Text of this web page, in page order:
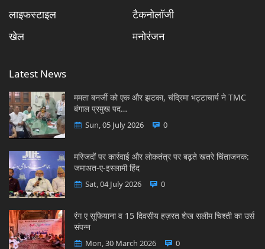
लाइफस्टाइल
टैकनोलॉजी
खेल
मनोरंजन
Latest News
ममता बनर्जी को एक और झटका, चंद्रिमा भट्टाचार्य ने TMC
बंगाल प्रमुख पद…
Sun, 05 July 2026 0
मस्जिदों पर कार्रवाई और लोकतंत्र पर बढ़ते खतरे चिंताजनक:
जमाअत-ए-इस्लामी हिंद
Sat, 04 July 2026 0
रंग ए सूफियाना व 15 दिवसीय हज़रत शेख सलीम चिश्ती का उर्स
संपन्न
Mon, 30 March 2026 0